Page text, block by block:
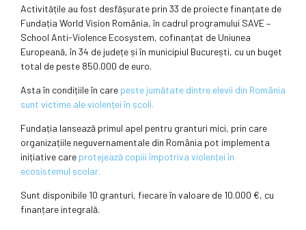
Activitățile au fost desfășurate prin 33 de proiecte finanțate de
Fundația World Vision România, în cadrul programului SAVE –
School Anti-Violence Ecosystem, cofinanțat de Uniunea
Europeană, în 34 de județe și în municipiul București, cu un buget
total de peste 850.000 de euro.
Asta în condițiile în care peste jumătate dintre elevii din România
sunt victime ale violenței în școli.
Fundația lansează primul apel pentru granturi mici, prin care
organizațiile neguvernamentale din România pot implementa
inițiative care protejează copiii împotriva violenței în
ecosistemul școlar.
Sunt disponibile 10 granturi, fiecare în valoare de 10.000 €, cu
finanțare integrală.